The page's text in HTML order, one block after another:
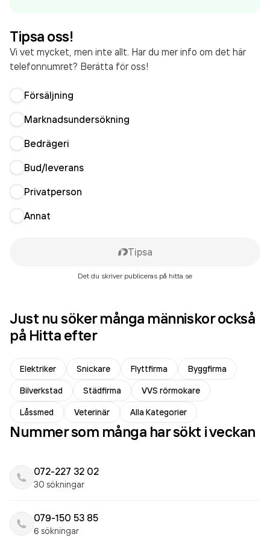
Tipsa oss!
Vi vet mycket, men inte allt. Har du mer info om det här
telefonnumret? Berätta för oss!
Försäljning
Marknadsundersökning
Bedrägeri
Bud/leverans
Privatperson
Annat
Tipsa
Det du skriver publiceras på hitta.se
Just nu söker många människor också
på Hitta efter
Elektriker Snickare Flyttfirma
Byggfirma
Bilverkstad
Städfirma
VVS rörmokare
Låssmed
Veterinär Alla Kategorier
Nummer som många har sökt i veckan
072-227 32 02
30 sökningar
079-150 53 85
6 sökningar